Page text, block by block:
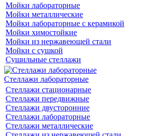
Мойки лабораторные
Мойки металлические
Мойки лабораторные с керамикой
Мойки химостойкие
Мойки из нержавеющей стали
Мойки с сушкой
Сушильные стеллажи
Стеллажи лабораторные
Стеллажи стационарные
Стеллажи передвижные
Стеллажи двусторонние
Стеллажи лабораторные
Стеллажи металлические